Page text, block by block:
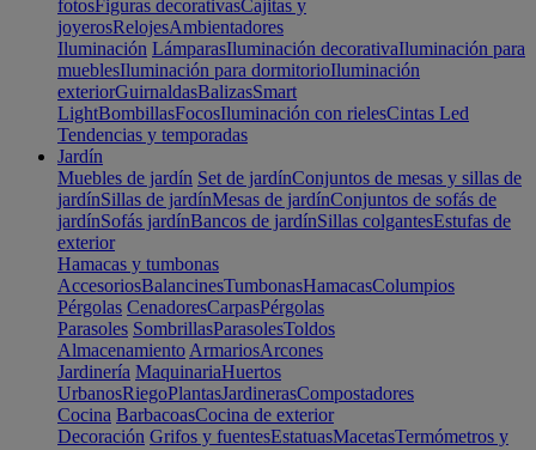
fotosFiguras decorativasCajitas y
joyerosRelojesAmbientadores
Iluminación LámparasIluminación decorativaIluminación para
mueblesIluminación para dormitorioIluminación
exteriorGuirnaldasBalizasSmart
LightBombillasFocosIluminación con rielesCintas Led
Tendencias y temporadas
Jardín
Muebles de jardín Set de jardínConjuntos de mesas y sillas de
jardínSillas de jardínMesas de jardínConjuntos de sofás de
jardínSofás jardínBancos de jardínSillas colgantesEstufas de
exterior
Hamacas y tumbonas
AccesoriosBalancinesTumbonasHamacasColumpios
Pérgolas CenadoresCarpasPérgolas
Parasoles SombrillasParasolesToldos
Almacenamiento ArmariosArcones
Jardinería MaquinariaHuertos
UrbanosRiegoPlantasJardinerasCompostadores
Cocina BarbacoasCocina de exterior
Decoración Grifos y fuentesEstatuasMacetasTermómetros y